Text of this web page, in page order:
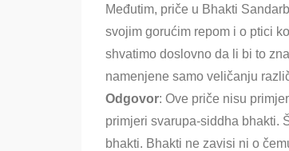
Međutim, priče u Bhakti
svojim gorućim repom i o ptici
shvatimo doslovno da li bi to
namenjene samo veličanju
Odgovor: Ove priče nisu
primjeri svarupa-siddha bhakti.
bhakti. Bhakti ne zavisi ni o